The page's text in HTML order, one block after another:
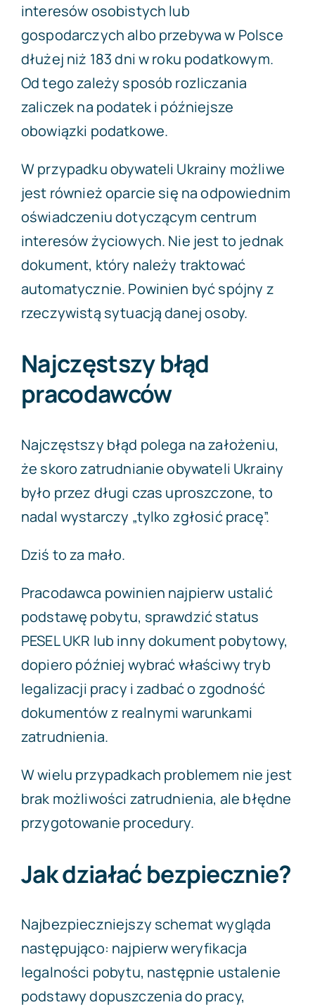
interesów osobistych lub
gospodarczych albo przebywa w Polsce
dłużej niż 183 dni w roku podatkowym.
Od tego zależy sposób rozliczania
zaliczek na podatek i późniejsze
obowiązki podatkowe.
W przypadku obywateli Ukrainy możliwe
jest również oparcie się na odpowiednim
oświadczeniu dotyczącym centrum
interesów życiowych. Nie jest to jednak
dokument, który należy traktować
automatycznie. Powinien być spójny z
rzeczywistą sytuacją danej osoby.
Najczęstszy błąd
pracodawców
Najczęstszy błąd polega na założeniu,
że skoro zatrudnianie obywateli Ukrainy
było przez długi czas uproszczone, to
nadal wystarczy „tylko zgłosić pracę”.
Dziś to za mało.
Pracodawca powinien najpierw ustalić
podstawę pobytu, sprawdzić status
PESEL UKR lub inny dokument pobytowy,
dopiero później wybrać właściwy tryb
legalizacji pracy i zadbać o zgodność
dokumentów z realnymi warunkami
zatrudnienia.
W wielu przypadkach problemem nie jest
brak możliwości zatrudnienia, ale błędne
przygotowanie procedury.
Jak działać bezpiecznie?
Najbezpieczniejszy schemat wygląda
następująco: najpierw weryfikacja
legalności pobytu, następnie ustalenie
podstawy dopuszczenia do pracy,